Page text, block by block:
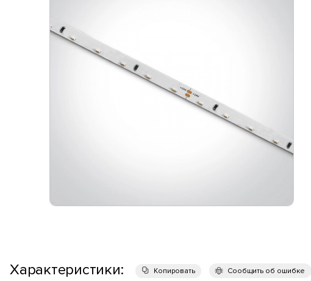
Характеристики: Копировать Сообщить об ошибке